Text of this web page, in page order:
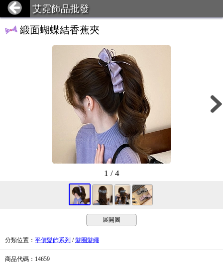
艾霓飾品批發
緞面蝴蝶結香蕉夾
1 / 4
展開圖
分類位置 ： 平價髮飾系列 /髮圈髮繩
商品代碼 ：14659